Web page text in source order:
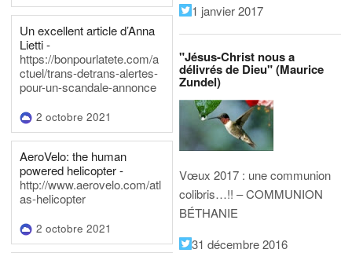
Un excellent article d’Anna
Lietti -
https://bonpourlatete.com/a
ctuel/trans-detrans-alertes-
pour-un-scandale-annonce
2 octobre 2021
AeroVelo: the human
powered helicopter -
http://www.aerovelo.com/atl
as-helicopter
2 octobre 2021
1 janvier 2017
"Jésus-Christ nous a
délivrés de Dieu" (Maurice
Zundel)
Vœux 2017 : une communion
colibris…!! – COMMUNION
BÉTHANIE
31 décembre 2016